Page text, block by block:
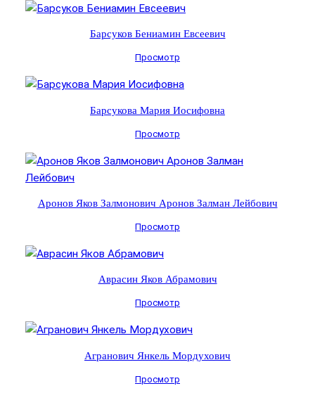
Барсуков Бениамин Евсеевич
Просмотр
Барсукова Мария Иосифовна
Просмотр
Аронов Яков Залмонович Аронов Залман Лейбович
Просмотр
Аврасин Яков Абрамович
Просмотр
Агранович Янкель Мордухович
Просмотр